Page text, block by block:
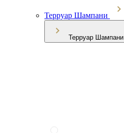
Терруар Шампани
Терруар Шампани